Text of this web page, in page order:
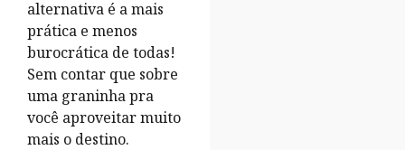
alternativa é a mais
prática e menos
burocrática de todas!
Sem contar que sobre
uma graninha pra
você aproveitar muito
mais o destino.